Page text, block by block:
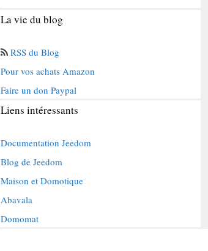
La vie du blog
RSS du Blog
Pour vos achats Amazon
Faire un don Paypal
Liens intéressants
Documentation Jeedom
Blog de Jeedom
Maison et Domotique
Abavala
Domomat